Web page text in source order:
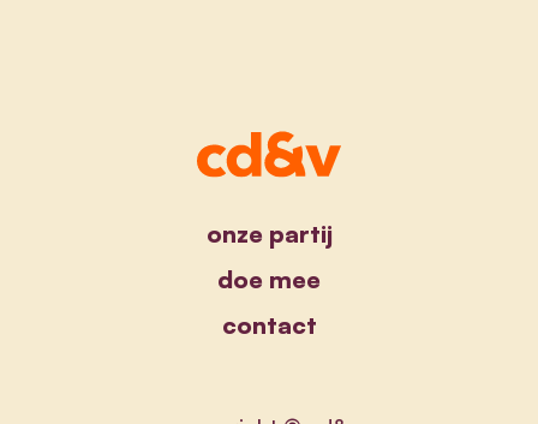
onze partij
doe mee
contact